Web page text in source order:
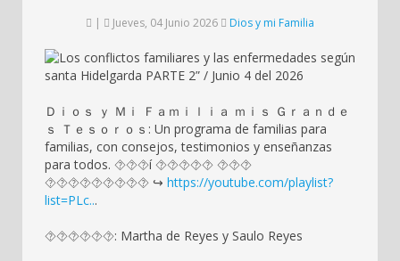
| Jueves, 04 Junio 2026 Dios y mi Familia
Ｄｉｏｓ ｙ Ｍｉ Ｆａｍｉｌｉａ ｍｉｓ Ｇｒａｎｄｅ
ｓ Ｔｅｓｏｒｏｓ: Un programa de familias para
familias, con consejos, testimonios y enseñanzas
para todos. ⯑⯑⯑í ⯑⯑⯑⯑⯑ ⯑⯑⯑
⯑⯑⯑⯑⯑⯑⯑⯑⯑ ↪️ https://youtube.com/playlist?
list=PLc...
⯑⯑⯑⯑⯑⯑: Martha de Reyes y Saulo Reyes